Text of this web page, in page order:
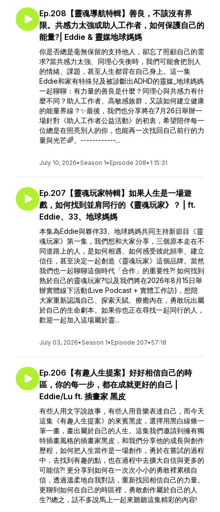
Ep.208【靈魂導航特輯】善良，不該沒有界
限。共感力太強或助人工作者，如何保護自己的
能量?| Eddie & 靈媒地球媽媽
你是否總是毫無保留的支持他人，卻忘了照顧自己的需
求?當共感力太強、同理心失衡時，我們可能會把別人
的情緒、課題，甚至人生都背在自己身上。這一集
Eddie和家有特殊兒及被診斷出ADHD的靈媒_地球媽媽
一起聊聊：有力量的善良是什麼？同理心與共感力有什
麼不同？助人工作者、高敏感族群，又該如何建立健康
的能量界線？✨最後，我們也分享將在7月26日舉辦一
場針對《助人工作者公益活動》的初衷，希望陪伴每一
位總是在照亮別人的你，也能再一次找回自己前行的力
量與光芒🌈。------------...
July 10, 2026•Season 1• Episode 208• 1:15:31
Ep.207【靈魂玩家特輯】如果人生是一場遊
戲，如何找到並肩同行的《靈魂玩家》？ | ft.
Eddie、33、地球媽媽
本集為Eddie與夥伴33、地球媽媽共同主持新節目《靈
魂玩家》第一集，我們想和大家分享，三個原本走在不
同道路上的人，是如何相遇、如何感受彼此頻率、建立
信任，甚至決定一起創造《靈魂玩家》這個品牌。當然
我們也一起聊聊這個時代「合作」的重要性?! 如何找到
熟於自己的靈魂玩家?!以及我們將在2026年8月15日舉
辦實體線下活動(Live Podcast + 實體工作訪)，想陪
大家重新認識自己、探索天賦、療癒內在，勇敢玩出屬
於自己的生命劇本。如果你也正在尋找一起同行的人，
歡迎一起加入這場屬於靈...
July 03, 2026•Season 1• Episode 207•57:18
Ep.206【有趣人生提案】好好相信自己的時
區，你的每一步，都在成就更好的自己 |
Eddie/Lu ft. 插畫家 黑皮
有些人用文字說故事，有些人用音樂表達自己，而今天
這集《有趣人生提案》的來賓黑皮，選擇用黑白線條一
筆一畫，畫出屬於自己的人生。這集我們邀請到擁有獨
特插畫風格的插畫家黑皮，和我們分享他的成長與創作
歷程，如何把人生當作是一場創作，勇於在嘗試的過程
中，去找到有趣的點，也在過程中去擴大自信與更多的
可能信?! 更分享到如何在一次次小小的勇敢裡累積自
信，透過溫柔地自我對話，重新找回相信自己的力量。
更聊到如何在自己的時區裡，勇敢創作屬於自己的人
生?!總之，話不多說馬上一起來聽聽這集精彩的內容!